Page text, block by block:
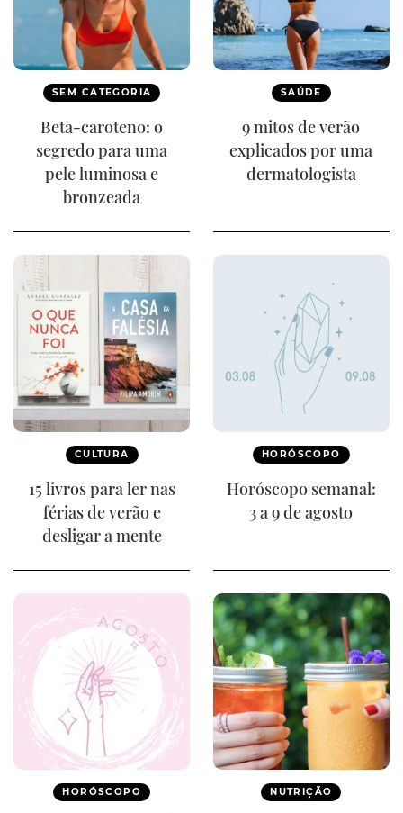
SEM CATEGORIA
Beta-caroteno: o
segredo para uma
pele luminosa e
bronzeada
SAÚDE
9 mitos de verão
explicados por uma
dermatologista
CULTURA
15 livros para ler nas
férias de verão e
desligar a mente
HORÓSCOPO
Horóscopo semanal:
3 a 9 de agosto
HORÓSCOPO NUTRIÇÃO